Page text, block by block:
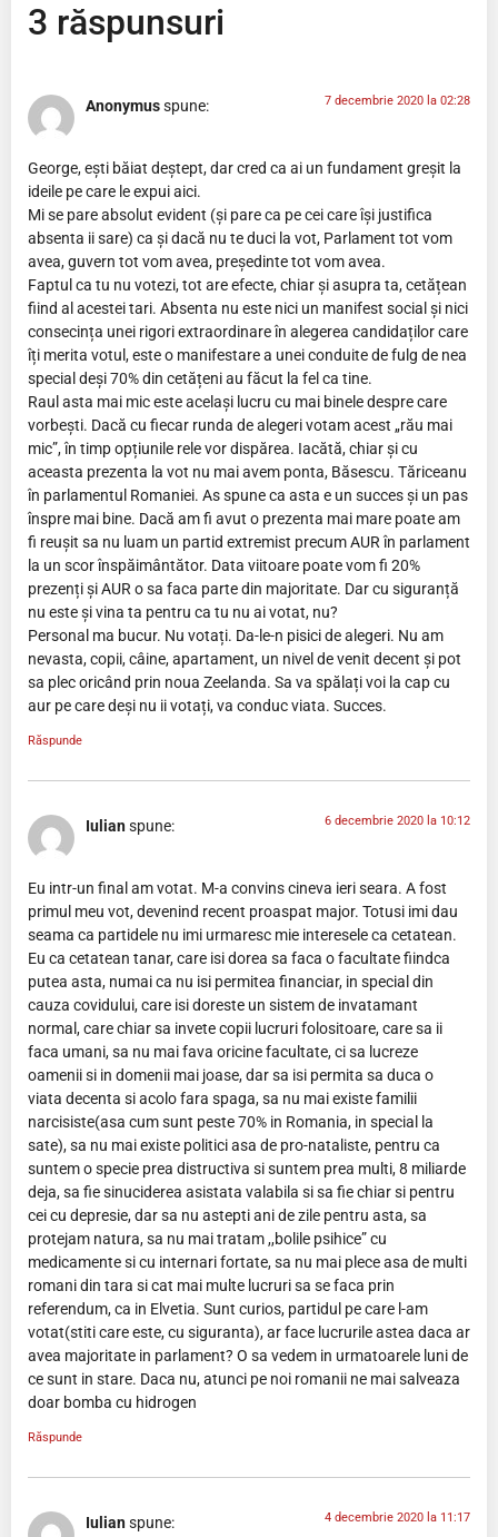
3 răspunsuri
Anonymusspune: 7 decembrie 2020 la 02:28
George, ești băiat deștept, dar cred ca ai un fundament greșit la
ideile pe care le expui aici.
Mi se pare absolut evident (și pare ca pe cei care își justifica
absenta ii sare) ca și dacă nu te duci la vot, Parlament tot vom
avea, guvern tot vom avea, președinte tot vom avea.
Faptul ca tu nu votezi, tot are efecte, chiar și asupra ta, cetățean
fiind al acestei tari. Absenta nu este nici un manifest social și nici
consecința unei rigori extraordinare în alegerea candidaților care
îți merita votul, este o manifestare a unei conduite de fulg de nea
special deși 70% din cetățeni au făcut la fel ca tine.
Raul asta mai mic este același lucru cu mai binele despre care
vorbești. Dacă cu fiecar runda de alegeri votam acest „rău mai
mic”, în timp opțiunile rele vor dispărea. Iacătă, chiar și cu
aceasta prezenta la vot nu mai avem ponta, Băsescu. Tăriceanu
în parlamentul Romaniei. As spune ca asta e un succes și un pas
înspre mai bine. Dacă am fi avut o prezenta mai mare poate am
fi reușit sa nu luam un partid extremist precum AUR în parlament
la un scor înspăimântător. Data viitoare poate vom fi 20%
prezenți și AUR o sa faca parte din majoritate. Dar cu siguranță
nu este și vina ta pentru ca tu nu ai votat, nu?
Personal ma bucur. Nu votați. Da-le-n pisici de alegeri. Nu am
nevasta, copii, câine, apartament, un nivel de venit decent și pot
sa plec oricând prin noua Zeelanda. Sa va spălați voi la cap cu
aur pe care deși nu ii votați, va conduc viata. Succes.
Răspunde
Iulianspune: 6 decembrie 2020 la 10:12
Eu intr-un final am votat. M-a convins cineva ieri seara. A fost
primul meu vot, devenind recent proaspat major. Totusi imi dau
seama ca partidele nu imi urmaresc mie interesele ca cetatean.
Eu ca cetatean tanar, care isi dorea sa faca o facultate fiindca
putea asta, numai ca nu isi permitea financiar, in special din
cauza covidului, care isi doreste un sistem de invatamant
normal, care chiar sa invete copii lucruri folositoare, care sa ii
faca umani, sa nu mai fava oricine facultate, ci sa lucreze
oamenii si in domenii mai joase, dar sa isi permita sa duca o
viata decenta si acolo fara spaga, sa nu mai existe familii
narcisiste(asa cum sunt peste 70% in Romania, in special la
sate), sa nu mai existe politici asa de pro-nataliste, pentru ca
suntem o specie prea distructiva si suntem prea multi, 8 miliarde
deja, sa fie sinuciderea asistata valabila si sa fie chiar si pentru
cei cu depresie, dar sa nu astepti ani de zile pentru asta, sa
protejam natura, sa nu mai tratam ,,bolile psihice” cu
medicamente si cu internari fortate, sa nu mai plece asa de multi
romani din tara si cat mai multe lucruri sa se faca prin
referendum, ca in Elvetia. Sunt curios, partidul pe care l-am
votat(stiti care este, cu siguranta), ar face lucrurile astea daca ar
avea majoritate in parlament? O sa vedem in urmatoarele luni de
ce sunt in stare. Daca nu, atunci pe noi romanii ne mai salveaza
doar bomba cu hidrogen
Răspunde
Iulianspune: 4 decembrie 2020 la 11:17